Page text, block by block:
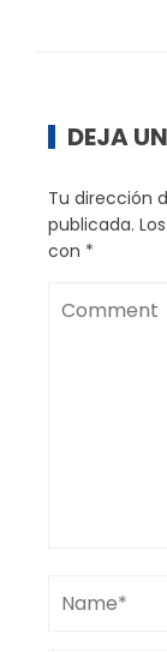
DEJA
Tu dirección
publicada.
con *